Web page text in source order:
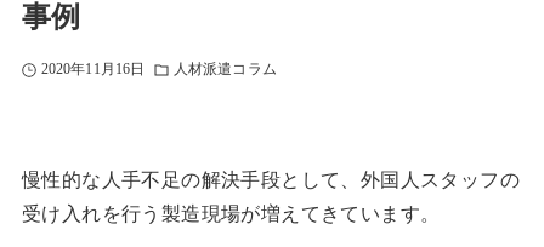
事例
2020年11月16日 人材派遣コラム
慢性的な人手不足の解決手段として、外国人スタッフの
受け入れを行う製造現場が増えてきています。